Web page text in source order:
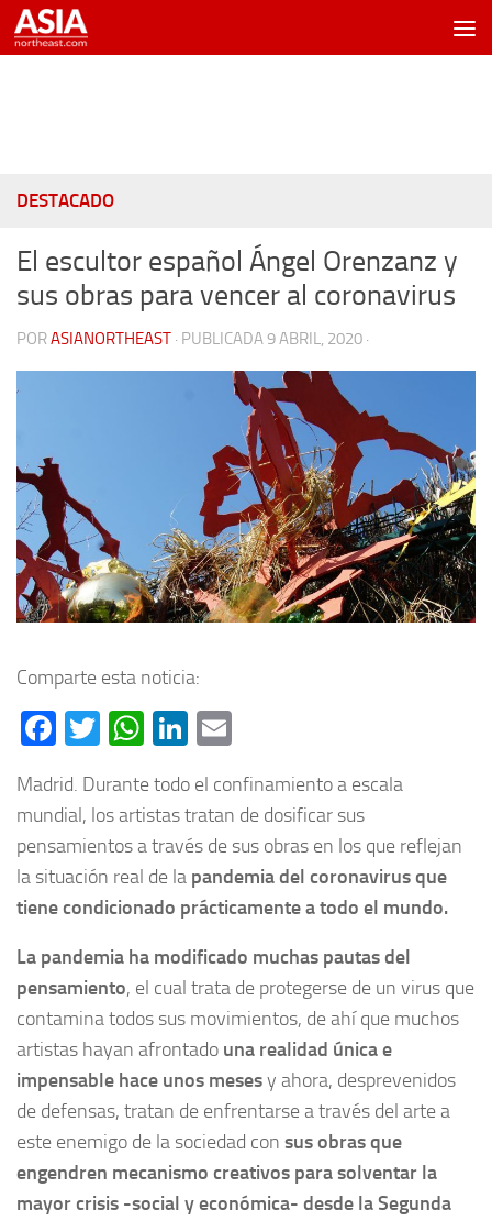
Saltar al contenido
DESTACADO
El escultor español Ángel Orenzanz y
sus obras para vencer al coronavirus
PORASIANORTHEAST · PUBLICADA9 ABRIL, 2020 ·
Comparte esta noticia:
Facebook
Twitter
WhatsApp
LinkedIn
Madrid. Durante todo el confinamiento a escala
mundial, los artistas tratan de dosificar sus
pensamientos a través de sus obras en los que reflejan
la situación real de la pandemia del coronavirus que
tiene condicionado prácticamente a todo el mundo.
La pandemia ha modificado muchas pautas del
pensamiento, el cual trata de protegerse de un virus que
contamina todos sus movimientos, de ahí que muchos
artistas hayan afrontado una realidad única e
impensable hace unos mesesy ahora, desprevenidos
de defensas, tratan de enfrentarse a través del arte a
este enemigo de la sociedad con sus obras que
engendren mecanismo creativos para solventar la
mayor crisis -social y económica- desde la Segunda